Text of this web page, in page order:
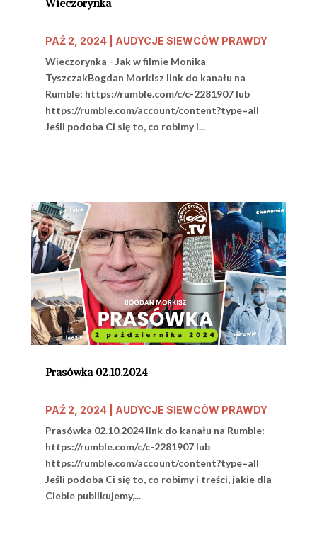
Wieczorynka
PAŹ 2, 2024| AUDYCJE SIEWCÓW PRAWDY
Wieczorynka - Jak w filmie Monika
TyszczakBogdan Morkisz link do kanału na
Rumble: https://rumble.com/c/c-2281907 lub
https://rumble.com/account/content?type=all
Jeśli podoba Ci się to, co robimy i...
Prasówka 02.10.2024
PAŹ 2, 2024| AUDYCJE SIEWCÓW PRAWDY
Prasówka 02.10.2024 link do kanału na Rumble:
https://rumble.com/c/c-2281907 lub
https://rumble.com/account/content?type=all
Jeśli podoba Ci się to, co robimy i treści, jakie dla
Ciebie publikujemy,...